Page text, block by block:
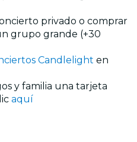
privado o comprar
grupo grande (+30
Candlelight en
y familia una tarjeta
aquí